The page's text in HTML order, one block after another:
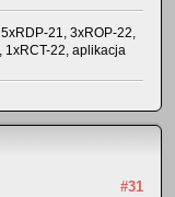
21, 3xROP-22,
1xRCT-22, aplikacja
#31